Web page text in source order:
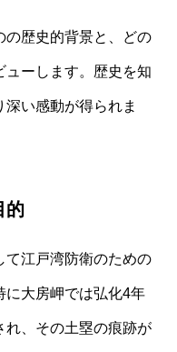
の歴史的背景と、どの
ューします。歴史を知
い感動が得られま
的
て江戸湾防衛のための
に大房岬では弘化4年
れ、その土塁の痕跡が